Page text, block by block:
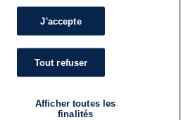
J'accepte
Tout refuser
Afficher toutes les
finalités